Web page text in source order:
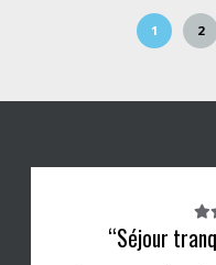
1 2
du
“Séjour